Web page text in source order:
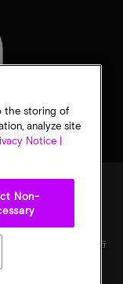
／或規格若有變動，恕不另行
保固。繪圖可能不符合比
Technology, Inc. 資產。其
the storing of
analyze site
Notice |
Non-